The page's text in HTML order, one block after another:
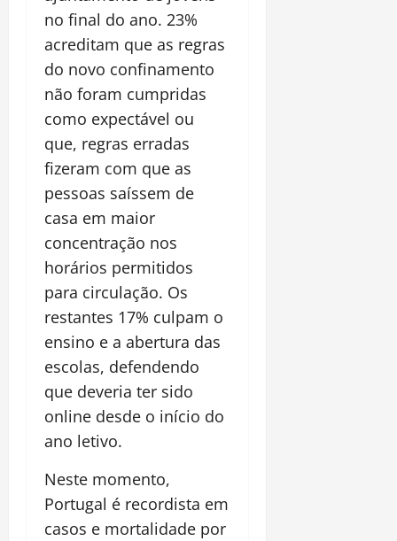
no final do ano. 23%
acreditam que as regras
do novo confinamento
não foram cumpridas
como expectável ou
que, regras erradas
fizeram com que as
pessoas saíssem de
casa em maior
concentração nos
horários permitidos
para circulação. Os
restantes 17% culpam o
ensino e a abertura das
escolas, defendendo
que deveria ter sido
online desde o início do
ano letivo.
Neste momento,
Portugal é recordista em
casos e mortalidade por